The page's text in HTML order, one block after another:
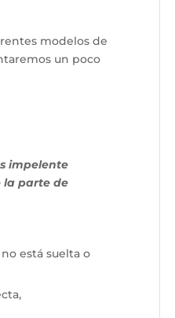
modelos de
un poco
impelente
la parte de
está suelta o